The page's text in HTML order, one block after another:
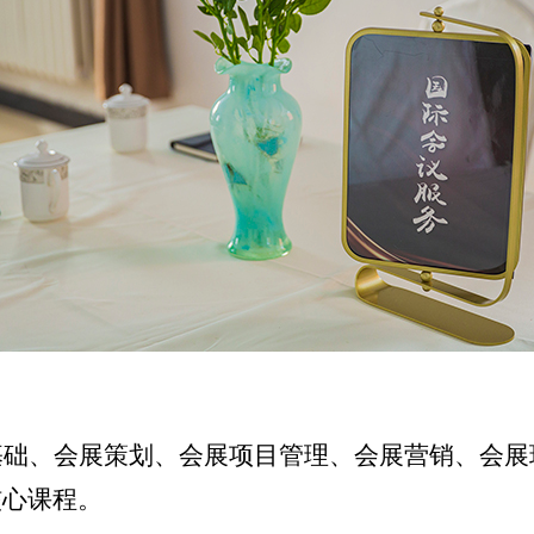
、会展策划、会展项目管理、会展营销、会
课程。